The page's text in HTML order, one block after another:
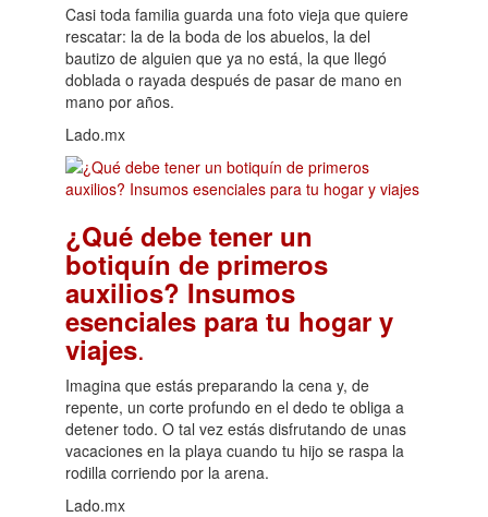
Casi toda familia guarda una foto vieja que quiere
rescatar: la de la boda de los abuelos, la del
bautizo de alguien que ya no está, la que llegó
doblada o rayada después de pasar de mano en
mano por años.
Lado.mx
¿Qué debe tener un
botiquín de primeros
auxilios? Insumos
esenciales para tu hogar y
viajes.
Imagina que estás preparando la cena y, de
repente, un corte profundo en el dedo te obliga a
detener todo. O tal vez estás disfrutando de unas
vacaciones en la playa cuando tu hijo se raspa la
rodilla corriendo por la arena.
Lado.mx